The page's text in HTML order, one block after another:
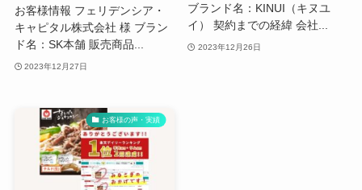
お客様情報 フェリデンシア・
キャピタル株式会社 様 ブラン
ド名：SK本舗 販売商品...
2023年12月27日
ブランド名：KINUI（キヌユ
イ） 契約までの経緯 会社...
2023年12月26日
お客様の声・実績